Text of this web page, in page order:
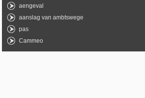
aengeval
aanslag van ambtswege
pas
Cammeo